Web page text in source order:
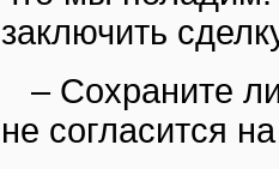
заключить
– Сохраните
не согласится